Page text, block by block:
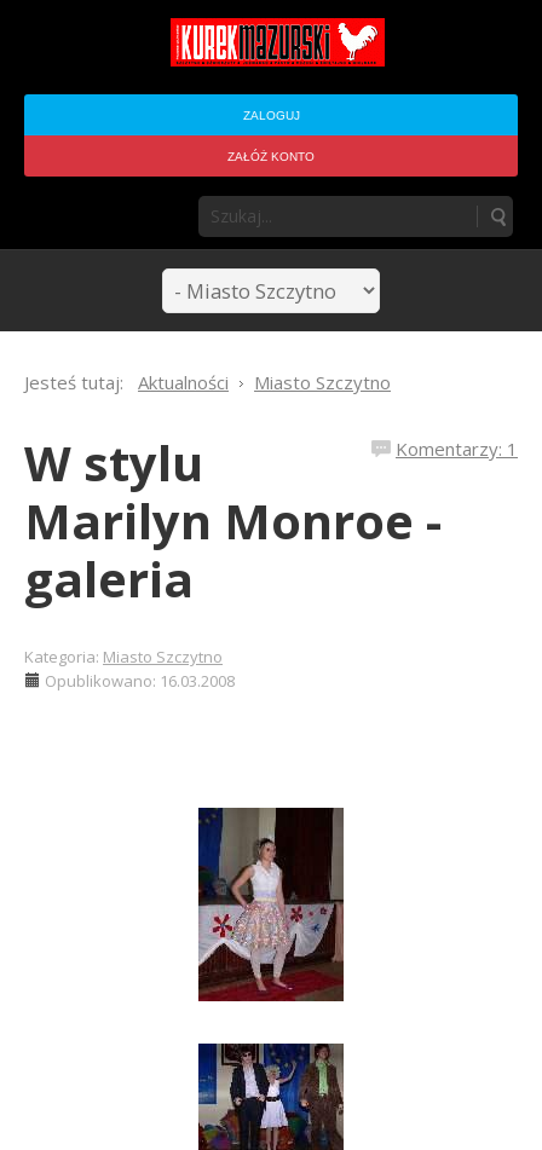
ZALOGUJ
ZAŁÓŻ KONTO
Jesteś tutaj: Aktualności Miasto Szczytno
Komentarzy: 1
W stylu
Marilyn Monroe -
galeria
Kategoria: Miasto Szczytno
Opublikowano: 16.03.2008